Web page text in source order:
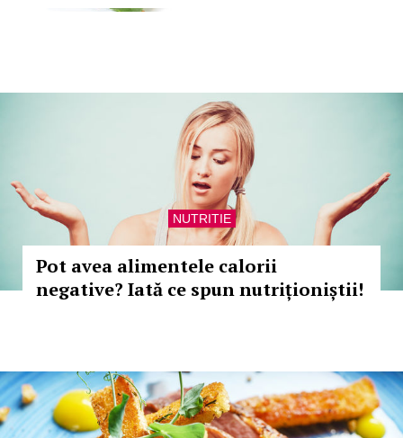
NUTRITIE
Pot avea alimentele calorii
negative? Iată ce spun nutriționiștii!